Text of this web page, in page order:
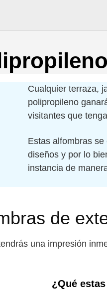
Cualquier terraza,
polipropileno
visitantes que
Estas alfombras
diseños y por lo
instancia de
de
una impresión
¿Qué